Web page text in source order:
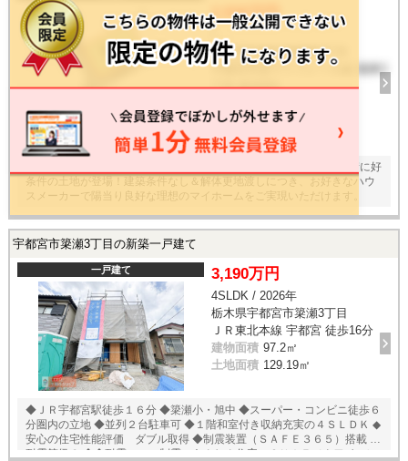
20
枚
2,830万円
/ -
栃木県宇都宮市陽東3丁目
宇都宮芳賀ライトレール線 陽東3
丁目 徒歩8分
【南向き角地×ゆとりの６９坪】宇都宮市陽東３丁目の閑静な住宅街に好
条件の土地が登場！建築条件なし＆解体更地渡しにつき、お好きなハウ
スメーカーで陽当り良好な理想のマイホームをご実現いただけます。
宇都宮市簗瀬3丁目の新築一戸建て
一戸建て 3,190万円
4SLDK / 2026年
栃木県宇都宮市簗瀬3丁目
ＪＲ東北本線 宇都宮 徒歩16分
建物面積 97.2㎡
土地面積 129.19㎡
◆ＪＲ宇都宮駅徒歩１６分 ◆簗瀬小・旭中 ◆スーパー・コンビニ徒歩６
分圏内の立地 ◆並列２台駐車可 ◆１階和室付き収納充実の４ＳＬＤＫ ◆
安心の住宅性能評価 ダブル取得 ◆制震装置（ＳＡＦＥ３６５）搭載 ◆
耐震等級３ ◆◆耐震 ＋ 制震のあんしん住宅。ＱＵＩＥ（クワイエ）